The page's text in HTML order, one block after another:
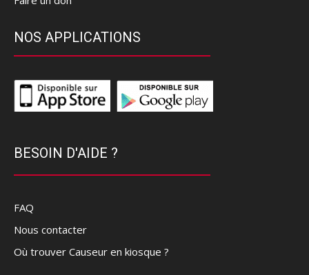
NOS APPLICATIONS
BESOIN D'AIDE ?
FAQ
Nous contacter
Où trouver Causeur en kiosque ?